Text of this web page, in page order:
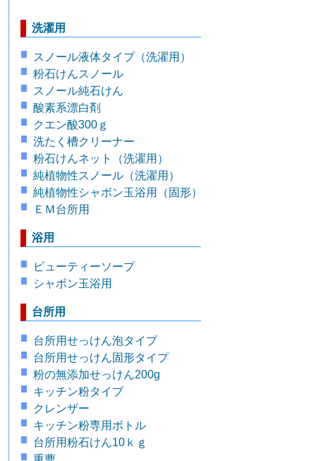
洗濯用
スノール液体タイプ（洗濯用）
粉石けんスノール
スノール純石けん
酸素系漂白剤
クエン酸300ｇ
洗たく槽クリーナー
粉石けんネット（洗濯用）
純植物性スノール（洗濯用）
純植物性シャボン玉浴用（固形）
ＥＭ台所用
浴用
ビューティーソープ
シャボン玉浴用
台所用
台所用せっけん泡タイプ
台所用せっけん固形タイプ
粉の無添加せっけん200g
キッチン粉タイプ
クレンザー
キッチン粉専用ボトル
台所用粉石けん10ｋｇ